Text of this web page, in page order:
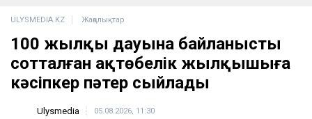
ULYSMEDIA.KZ Жаңалықтар
100 жылқы дауына байланысты
сотталған ақтөбелік жылқышыға
кәсіпкер пәтер сыйлады
Ulysmedia 05.08.2026, 11:30